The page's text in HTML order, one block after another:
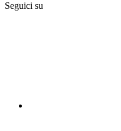
Seguici su